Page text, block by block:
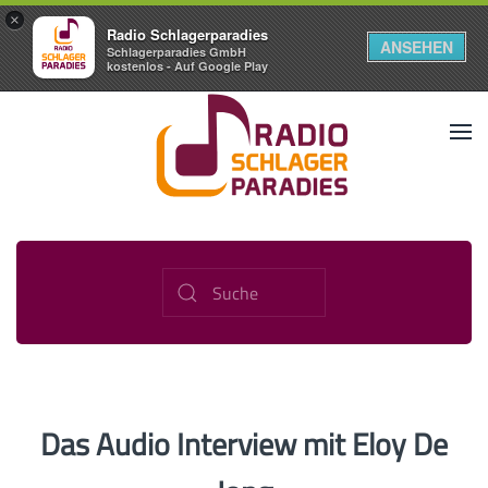
×
Radio Schlagerparadies
Schlagerparadies GmbH
kostenlos - Auf Google Play
ANSEHEN
Das Audio Interview mit Eloy De